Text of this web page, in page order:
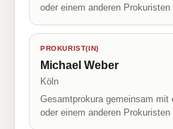
oder einem anderen Prokuristen
PROKURIST(IN)
Michael Weber
Köln
Gesamtprokura gemeinsam mit
oder einem anderen Prokuristen